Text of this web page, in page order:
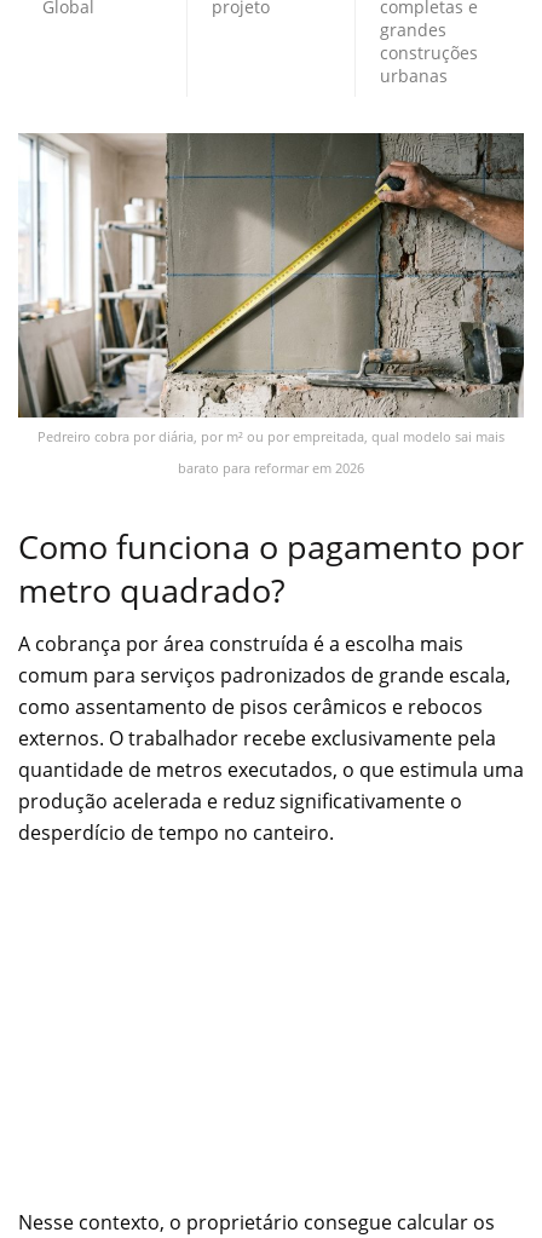
Global projeto
completas e
grandes
construções
urbanas
Pedreiro cobra por diária, por m² ou por empreitada, qual modelo sai mais
barato para reformar em 2026
Como funciona o pagamento por
metro quadrado?
A cobrança por área construída é a escolha mais
comum para serviços padronizados de grande escala,
como assentamento de pisos cerâmicos e rebocos
externos. O trabalhador recebe exclusivamente pela
quantidade de metros executados, o que estimula uma
produção acelerada e reduz significativamente o
desperdício de tempo no canteiro.
Nesse contexto, o proprietário consegue calcular os